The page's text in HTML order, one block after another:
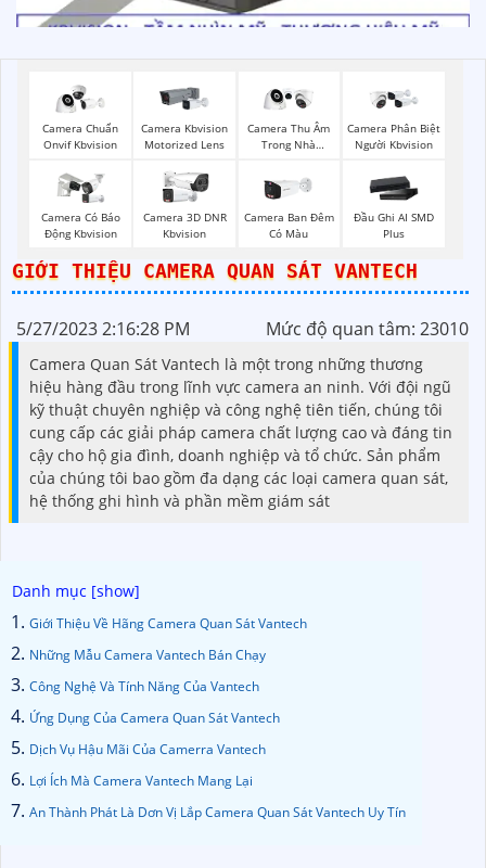
Camera Chuẩn
Onvif Kbvision
Camera Kbvision
Motorized Lens
Camera Thu Âm
Trong Nhà
Camera Phân Biệt
Người Kbvision
Camera Có Báo
Động Kbvision
Camera 3D DNR
Kbvision
Camera Ban Đêm
Có Màu
Đầu Ghi AI SMD
Plus
GIỚI THIỆU CAMERA QUAN SÁT VANTECH
5/27/2023 2:16:28 PM Mức độ quan tâm: 23010
Camera Quan Sát Vantech là một trong những thương
hiệu hàng đầu trong lĩnh vực camera an ninh. Với đội ngũ
kỹ thuật chuyên nghiệp và công nghệ tiên tiến, chúng tôi
cung cấp các giải pháp camera chất lượng cao và đáng tin
cậy cho hộ gia đình, doanh nghiệp và tổ chức. Sản phẩm
của chúng tôi bao gồm đa dạng các loại camera quan sát,
hệ thống ghi hình và phần mềm giám sát
Giới Thiệu Về Hãng Camera Quan Sát Vantech
Những Mẫu Camera Vantech Bán Chạy
Công Nghệ Và Tính Năng Của Vantech
Ứng Dụng Của Camera Quan Sát Vantech
Dịch Vụ Hậu Mãi Của Camerra Vantech
Lợi Ích Mà Camera Vantech Mang Lại
An Thành Phát Là Dơn Vị Lắp Camera Quan Sát Vantech Uy Tín